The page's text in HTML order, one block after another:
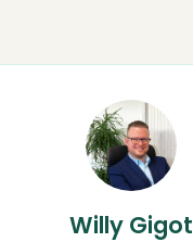
Willy Gigot